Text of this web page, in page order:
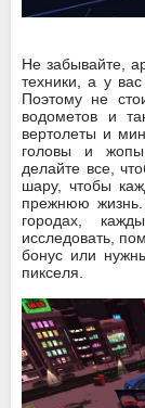
Не забывайте,
техники, а у
Поэтому не
водометов и
вертолеты и
головы и
делайте все,
шару, чтобы
прежнюю
городах,
исследовать,
бонус или
пикселя.